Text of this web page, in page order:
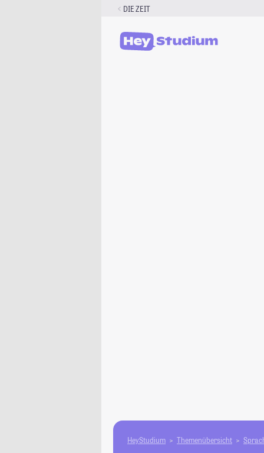
DIE ZEIT
HeyStudium Themenübersicht